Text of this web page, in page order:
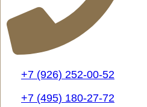
+7 (926) 252-00-52
+7 (495) 180-27-72